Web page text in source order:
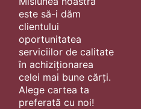
este să-i dăm
clientului
oportunitatea
serviciilor de calitate
în achiziționarea
celei mai bune cărți.
Alege cartea ta
preferată cu noi!